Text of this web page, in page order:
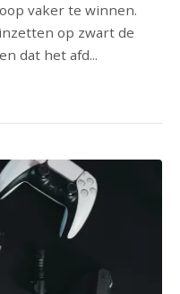
vaker te winnen.
op zwart de
dat het afd...